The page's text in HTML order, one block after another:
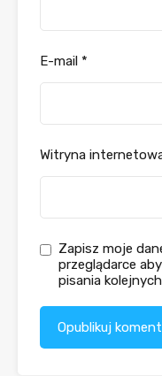
E-mail *
Witryna
Zapisz moje
przeglądarce
pisania